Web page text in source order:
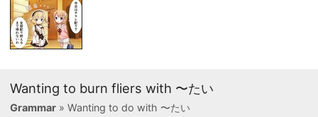
Wanting to burn fliers with 〜たい
Grammar» Wanting to do with 〜たい